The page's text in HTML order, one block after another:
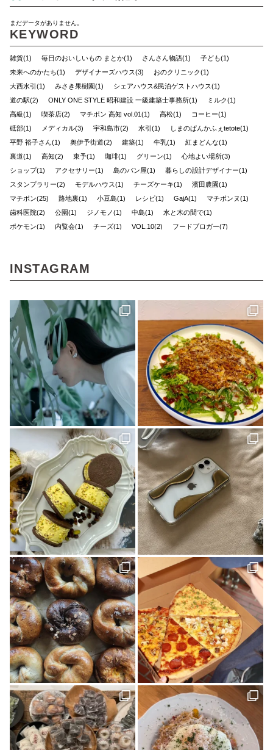
まだデータがありません。
KEYWORD
雑貨(1) 毎日のおいしいもの まとか(1) さんさん物語(1)
子ども(1)
未来へのかたち(1)
デザイナーズハウス(3)
おのクリニック(1)
大西水引(1)
みさき果樹園(1)
シェアハウス&民泊ゲストハウス(1)
道の駅(2)
ONLY ONE STYLE 昭和建設 一級建築士事務所(1)
ミルク(1)
高級(1)
喫茶店(2) マチボン 高知 vol.01(1) 高松(1)
コーヒー(1)
砥部(1)
メディカル(3) 宇和島市(2) 水引(1)
しまのぱんかふぇtetote(1)
平野 裕子さん(1)
奥伊予街道(2) 建築(1) 牛乳(1)
紅まどんな(1)
裏道(1)
高知(2) 東予(1) 珈琲(1) グリーン(1)
心地よい場所(3)
ショップ(1)
アクセサリー(1) 島のパン屋(1)
暮らしの設計デザイナー(1)
スタンプラリー(2)
モデルハウス(1) チーズケーキ(1)
濱田農園(1)
マチボン(25)
路地裏(1) 小豆島(1) レシピ(1) GajA(1)
マチボンヌ(1)
歯科医院(2)
公園(1) ジノモノ(1) 中島(1)
水と木の間で(1)
ポケモン(1)
内覧会(1) チーズ(1) VOL.10(2)
フードブロガー(7)
暮らし探訪日記(2)
ポケットモンスター(1)
Marriage CAMP(2)
ラーメン(1) 食堂ノスタルジー(1)
グルメ(7)
道後の地酒(1)
ホワイトニング(1)
個展(6)
しまなみ海道(1) VOL.11(6) パン(4)
バー(1)
久万高原町(2)
久万郷(1) 南国(1)
愛媛のイイモノを探しに(1)
四国西南地域(2)
エフマルシェ(1) 伊方町(2)
インテリア(1)
カレーパン(2)
VOL.07(1) 無人島キャンプ(1) クラフト(6)
カフェ(5)
創刊号(1)
マチボンvol.12(1) 自然(1) 神社(1) 大洲(1)
花と緑(1)
グッドモーニングファーム(1)
ハンター(2) ふるさと納税(1)
リメイク(1)
ポケモンカードゲーム(1)
しまなみを巡る旅(1) 見近島(1)
東温市(3)
人気ブロガー(2)
ハズミズム(2) 味な店(1)
D&DEPARTMENT(1)
湿原(1)
cocochi 藤岡萬建設 有限会社 一級建築士事務所(4)
スケジュール帳(1)
Sugomoru. 白石建設工業株式会社(1)
コラボ商品(2)
平岡 宏幸さん(1)
シンガーソングライター(1)
しまなみを巡るたび(2)
ケンブン(16)
大喫茶展(1) 外国人(1) SNAP(1)
松山(2)
ナガオカケンメイ(1)
きみとバンド(1) 花菖蒲(1) イベント(27)
手帳(1)
新日本建設 株式会社(1)
カリーゴッドスパイス(2)
母の日(1)
ちゃんゆ胃(1)
今治(2) マルシャ(6) 愛媛イベント(2)
ランチ(3)
マチボン高知(1)
Story of cheesecake.(1) マリメッコ(1)
介護(2)
西予(1)
山の学び舎 古岩屋(1) KURASU(1)
ジビエ料理(1)
スパイス探訪(2)
ギフト(3)
タグを削除: YODOSENサポーター YODOSENサポーター(1)
ほわいとファーム(4)
マルシェ(9) 隠れ家カフェ(1)
MACCHI(1)
愛媛のイイモノを探しに！(2)
石本藤雄(1) 愛媛県(1)
ヒロ建設工業(4)
岡村島(3)
民藝(3) アーキテクト工房 Pure(2)
素敵な暮らしを訪ねて(1)
プレゼント(1)
予土線(1) アイス(1) VOL.09(2)
パン屋(2)
mayudama(1)
大洲市(1) 砥部焼(2)
愛媛社会福祉協議会(1)
愛媛デザイナーズハウス(9)
今治市(3) 観光(4) 先進医療(1)
VOL.06(1)
本(7)
予土線駅前マルシェ(1) アイスクリーム(1) 80年代(2)
第二弾(2)
おそとごはん(1)
大街道(1) forkids(1)
福祉(1)
技と心でつくるみかんジュース(1)
愛媛さくらひめシリーズ(1)
歴史(2)
cocochi 藤岡萬建設(1)
内原 由季さん(1) 本の轍(7)
佐田岬半島(1)
スイーツ(4)
昭和レトロ(2) 店(1) マチボン for kids vol.02(1)
工芸(1)
お弁当(1)
みかん(1) 濵田農園(1) 日本酒(1)
グランピング(1)
INSTAGRAM